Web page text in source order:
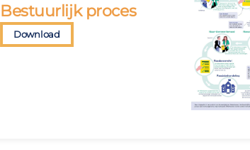
Bestuurlijk proces
Download